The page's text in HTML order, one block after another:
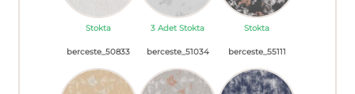
Stokta 3 Adet Stokta Stokta
berceste_50833 berceste_51034 berceste_55111